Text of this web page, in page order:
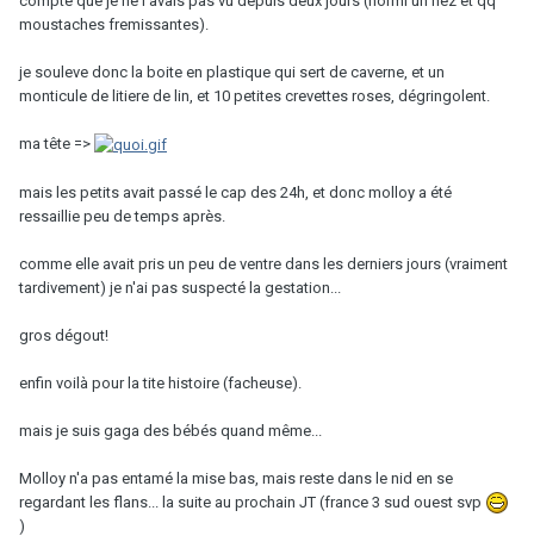
moustaches fremissantes).
je souleve donc la boite en plastique qui sert de caverne, et un
monticule de litiere de lin, et 10 petites crevettes roses, dégringolent.
ma tête =>
mais les petits avait passé le cap des 24h, et donc molloy a été
ressaillie peu de temps après.
comme elle avait pris un peu de ventre dans les derniers jours (vraiment
tardivement) je n'ai pas suspecté la gestation...
gros dégout!
enfin voilà pour la tite histoire (facheuse).
mais je suis gaga des bébés quand même...
Molloy n'a pas entamé la mise bas, mais reste dans le nid en se
regardant les flans... la suite au prochain JT (france 3 sud ouest svp
)